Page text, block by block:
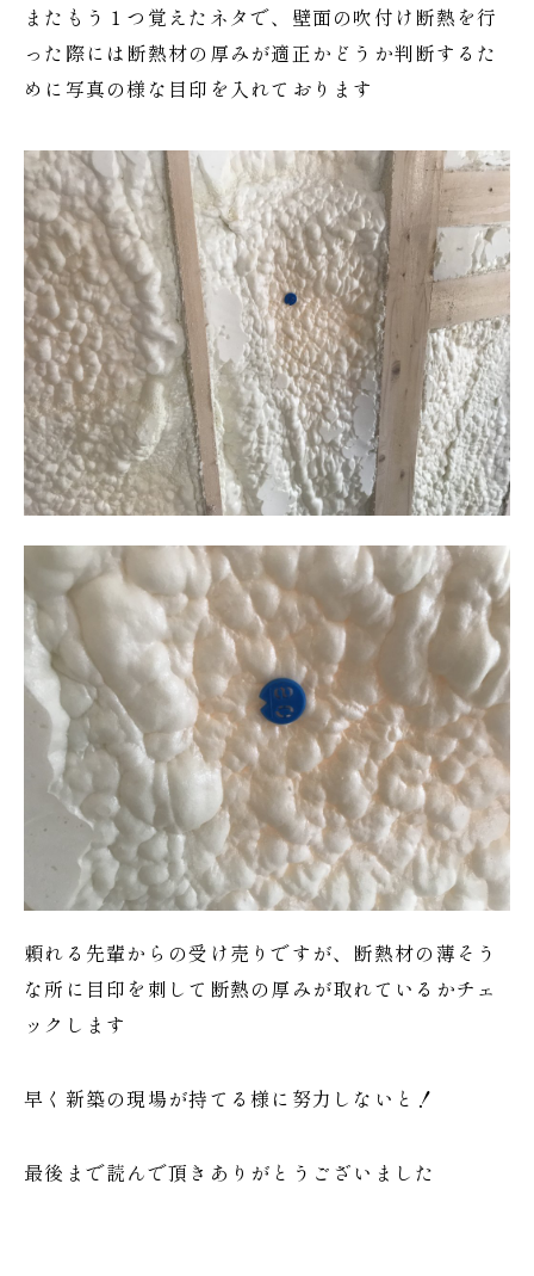
またもう１つ覚えたネタで、壁面の吹付け断熱を行
った際には断熱材の厚みが適正かどうか判断するた
めに写真の様な目印を入れております
頼れる先輩からの受け売りですが、断熱材の薄そう
な所に目印を刺して断熱の厚みが取れているかチェ
ックします
早く新築の現場が持てる様に努力しないと！
最後まで読んで頂きありがとうございました